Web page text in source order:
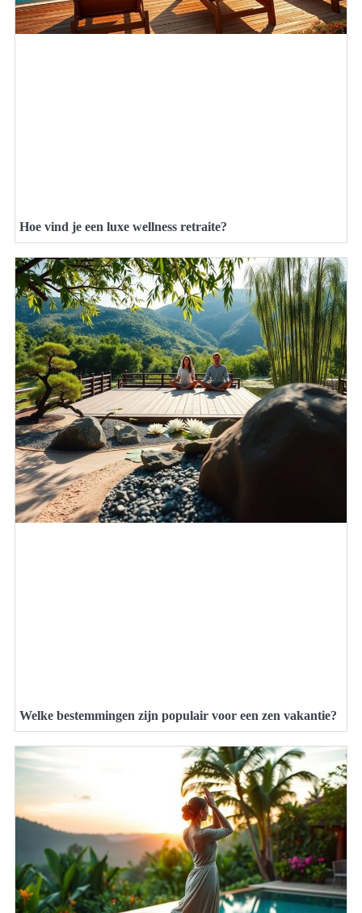
Hoe vind je een luxe wellness retraite?
Welke bestemmingen zijn populair voor een zen vakantie?